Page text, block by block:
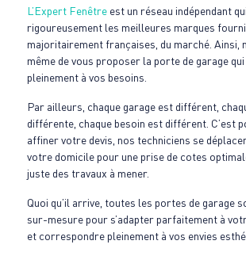
L’Expert Fenêtreest un réseau indépendant
rigoureusement les meilleures marques
majoritairement françaises, du marché. Ainsi,
même de vous proposer la porte de garage
pleinement à vos besoins.
Par ailleurs, chaque garage est différent,
différente, chaque besoin est différent. C’est
affiner votre devis, nos techniciens se
votre domicile pour une prise de cotes
juste des travaux à mener.
Quoi qu’il arrive, toutes les portes de garage
sur-mesure pour s’adapter parfaitement à
et correspondre pleinement à vos envies